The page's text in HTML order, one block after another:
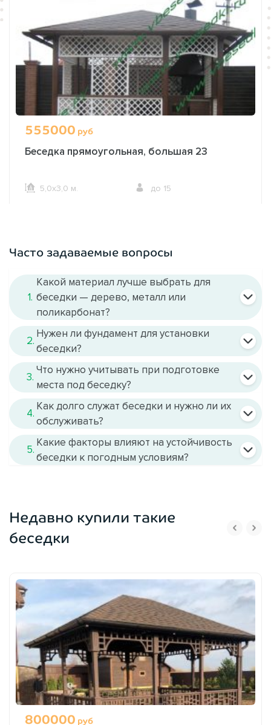
555000 руб
Беседка прямоугольная, большая 23
5,0х3,0 м. до 15
Часто задаваемые вопросы
1.
Какой материал лучше выбрать для
беседки — дерево, металл или
поликарбонат?
Дерево
Поликарбонат
2.
Нужен ли фундамент для установки
беседки?
3.
Что нужно учитывать при подготовке
места под беседку?
4.
Как долго служат беседки и нужно ли их
обслуживать?
Деревянные беседки
​Металлические
​Поликарбонатные беседки
​Кирпичные и каменные беседки
5.
Какие факторы влияют на устойчивость
беседки к погодным условиям?
Недавно купили такие
беседки
800000 руб